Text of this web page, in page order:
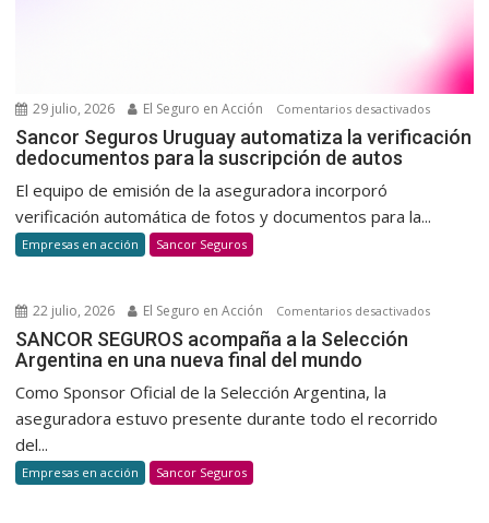
y
habitual
29 julio, 2026 El Seguro en Acción Comentarios desactivadosen
Sancor
la
Sancor Seguros Uruguay automatiza la verificación
dedocumentos para la suscripción de autos
El equipo de emisión de la aseguradora incorporó
verificación automática de fotos y documentos para la...
Empresas en acción Sancor Seguros
22 julio, 2026 El Seguro en Acción Comentarios desactivadosen
la
SANCOR SEGUROS acompaña a la Selección
Argentina en una nueva final del mundo
Como Sponsor Oficial de la Selección Argentina, la
aseguradora estuvo presente durante todo el recorrido
del...
Empresas en acción Sancor Seguros